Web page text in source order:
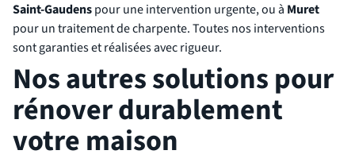
Saint-Gaudenspour une intervention urgente, ou à Muret
pour un traitement de charpente. Toutes nos interventions
sont garanties et réalisées avec rigueur.
Nos autres solutions pour
rénover durablement
votre maison